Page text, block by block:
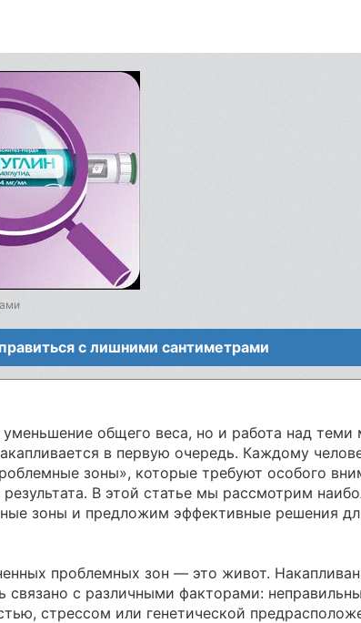
с лишними сантиметрами
общего веса, но и работа над теми
в первую очередь. Каждому
зоны», которые требуют особого
В этой статье мы рассмотрим
зоны и предложим эффективные решения
проблемных зон — это живот.
с различными факторами:
стрессом или генетической